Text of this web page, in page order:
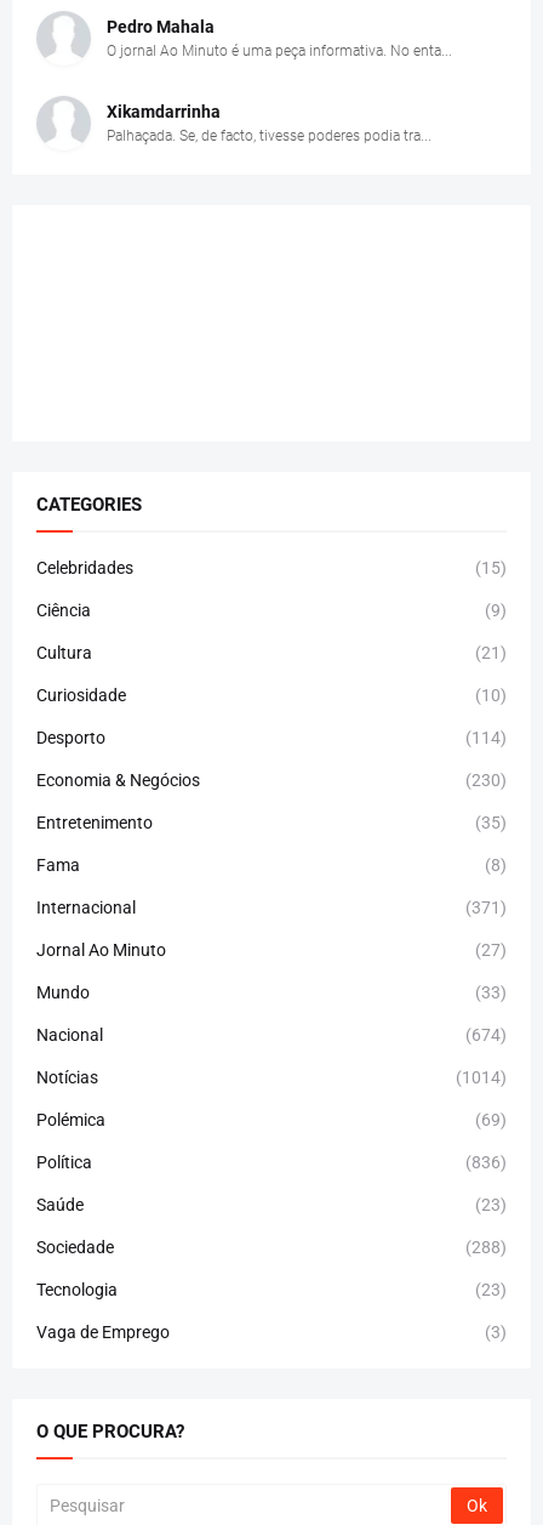
Pedro Mahala
O jornal Ao Minuto é uma peça informativa. No enta...
Xikamdarrinha
Palhaçada. Se, de facto, tivesse poderes podia tra...
CATEGORIES
Celebridades (15)
Ciência (9)
Cultura (21)
Curiosidade (10)
Desporto (114)
Economia & Negócios (230)
Entretenimento (35)
Fama (8)
Internacional (371)
Jornal Ao Minuto (27)
Mundo (33)
Nacional (674)
Notícias (1014)
Polémica (69)
Política (836)
Saúde (23)
Sociedade (288)
Tecnologia (23)
Vaga de Emprego (3)
O QUE PROCURA?